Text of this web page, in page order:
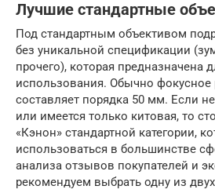
Лучшие стандартные
Под стандартным объективом
без уникальной спецификации
прочего), которая предназначена
использования. Обычно фокусное
составляет порядка 50 мм. Если
или имеется только китовая, то
«Кэнон» стандартной категории,
использоваться в большинстве
анализа отзывов покупателей и
рекомендуем выбрать одну из